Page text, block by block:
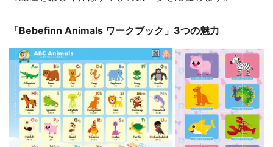
「Bebefinn Animals ワークブック」3つの魅力